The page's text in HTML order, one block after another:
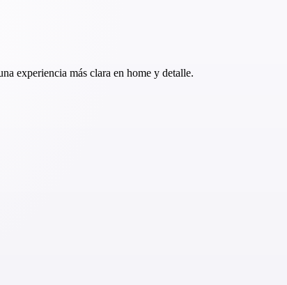
experiencia más clara en home y detalle.